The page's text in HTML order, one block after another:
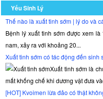
Yếu Sinh Lý
Thế nào là xuất tinh sớm | lý do và
Bệnh lý xuất tinh sớm được xem
nam, xảy ra với khoảng 20...
Xuất tinh sớm có tác động đến sinh
Xuất tinh sớm là
mất khống chế khi dương vật đưa
[HOT] Kvoimen lừa đảo có thật